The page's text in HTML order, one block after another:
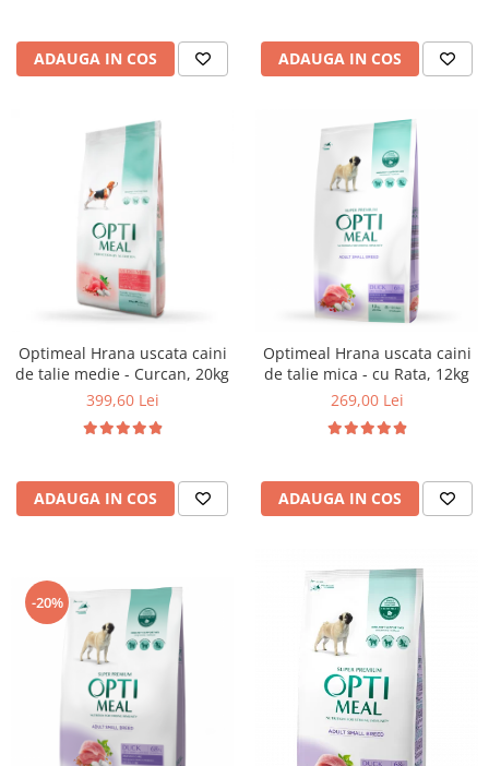
ADAUGA IN COS ADAUGA IN COS
Optimeal Hrana uscata caini
de talie medie - Curcan, 20kg
399,60 Lei
ADAUGA IN COS
Optimeal Hrana uscata caini
de talie mica - cu Rata, 12kg
269,00 Lei
ADAUGA IN COS
-20%